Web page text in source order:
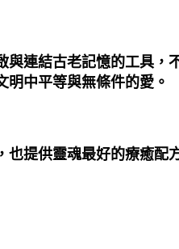
與連結古老記憶的工具，
中平等與無條件的愛。
提供靈魂最好的療癒配